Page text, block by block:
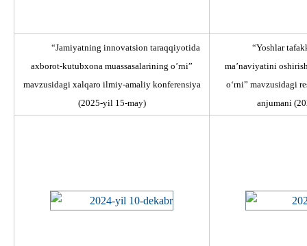
“Jamiyatning innovatsion taraqqiyotida
axborot-kutubxona muassasalarining o’rni”
mavzusidagi xalqaro ilmiy-amaliy konferensiya
(2025-yil 15-may)
“Yoshlar
ma’naviyatini
o‘rni” mavzusidagi
anjumani